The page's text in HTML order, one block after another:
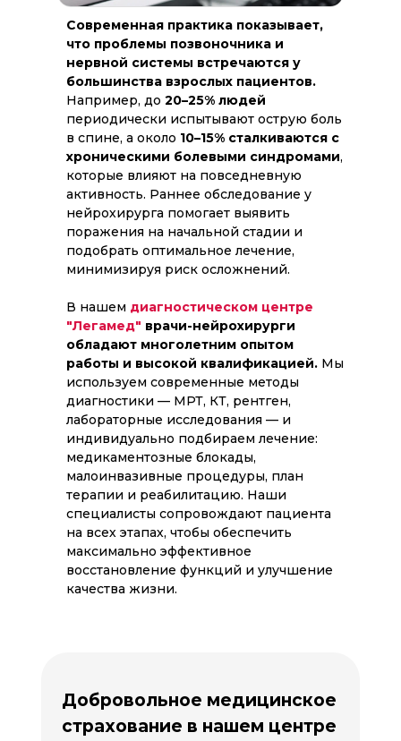
Современная практика показывает,
что проблемы позвоночника и
нервной системы встречаются у
большинства взрослых пациентов.
Например, до 20–25% людей
периодически испытывают острую боль
в спине, а около 10–15% сталкиваются с
хроническими болевыми синдромами,
которые влияют на повседневную
активность. Раннее обследование у
нейрохирурга помогает выявить
поражения на начальной стадии и
подобрать оптимальное лечение,
минимизируя риск осложнений.
В нашем диагностическом центре
"Легамед" врачи-нейрохирурги
обладают многолетним опытом
работы и высокой квалификацией. Мы
используем современные методы
диагностики — МРТ, КТ, рентген,
лабораторные исследования — и
индивидуально подбираем лечение:
медикаментозные блокады,
малоинвазивные процедуры, план
терапии и реабилитацию. Наши
специалисты сопровождают пациента
на всех этапах, чтобы обеспечить
максимально эффективное
восстановление функций и улучшение
качества жизни.
Добровольное медицинское
страхование в нашем центре